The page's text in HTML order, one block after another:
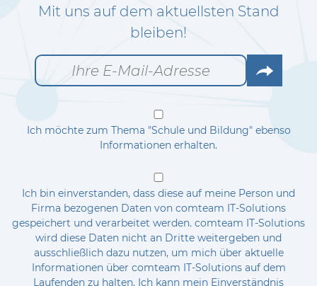
Mit uns auf dem aktuellsten Stand
bleiben!
Ich möchte zum Thema "Schule und Bildung" ebenso
Informationen erhalten.
Ich bin einverstanden, dass diese auf meine Person und
Firma bezogenen Daten von comteam IT-Solutions
gespeichert und verarbeitet werden. comteam IT-Solutions
wird diese Daten nicht an Dritte weitergeben und
ausschließlich dazu nutzen, um mich über aktuelle
Informationen über comteam IT-Solutions auf dem
Laufenden zu halten. Ich kann mein Einverständnis
Go